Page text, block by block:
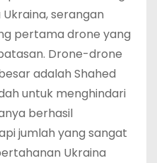
serangan
pertama drone yang
Drone-drone
adalah Shahed
untuk menghindari
berhasil
jumlah yang sangat
Ukraina